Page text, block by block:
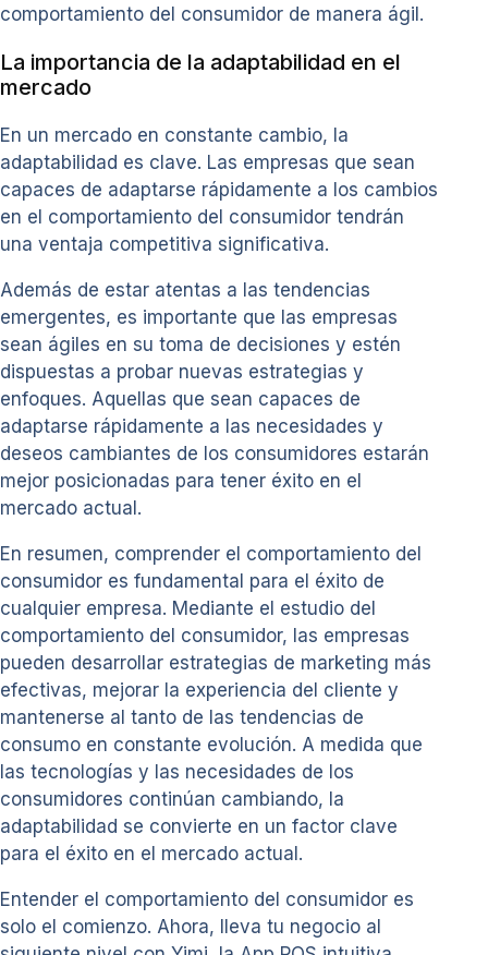
comportamiento del consumidor de manera ágil.
La importancia de la adaptabilidad en el
mercado
En un mercado en constante cambio, la
adaptabilidad es clave. Las empresas que sean
capaces de adaptarse rápidamente a los cambios
en el comportamiento del consumidor tendrán
una ventaja competitiva significativa.
Además de estar atentas a las tendencias
emergentes, es importante que las empresas
sean ágiles en su toma de decisiones y estén
dispuestas a probar nuevas estrategias y
enfoques. Aquellas que sean capaces de
adaptarse rápidamente a las necesidades y
deseos cambiantes de los consumidores estarán
mejor posicionadas para tener éxito en el
mercado actual.
En resumen, comprender el comportamiento del
consumidor es fundamental para el éxito de
cualquier empresa. Mediante el estudio del
comportamiento del consumidor, las empresas
pueden desarrollar estrategias de marketing más
efectivas, mejorar la experiencia del cliente y
mantenerse al tanto de las tendencias de
consumo en constante evolución. A medida que
las tecnologías y las necesidades de los
consumidores continúan cambiando, la
adaptabilidad se convierte en un factor clave
para el éxito en el mercado actual.
Entender el comportamiento del consumidor es
solo el comienzo. Ahora, lleva tu negocio al